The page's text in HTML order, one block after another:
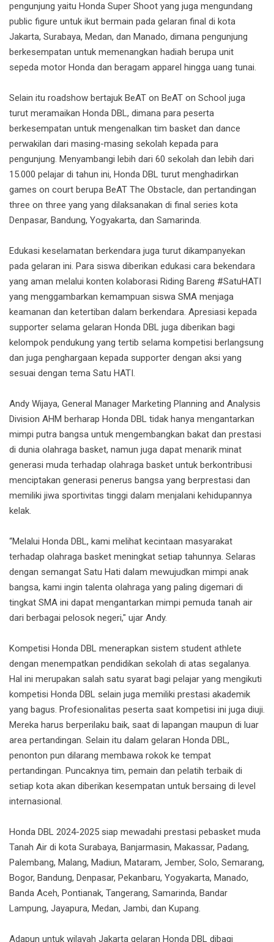
pengunjung yaitu Honda Super Shoot yang juga mengundang
public figure untuk ikut bermain pada gelaran final di kota
Jakarta, Surabaya, Medan, dan Manado, dimana pengunjung
berkesempatan untuk memenangkan hadiah berupa unit
sepeda motor Honda dan beragam apparel hingga uang tunai.
Selain itu roadshow bertajuk BeAT on BeAT on School juga
turut meramaikan Honda DBL, dimana para peserta
berkesempatan untuk mengenalkan tim basket dan dance
perwakilan dari masing-masing sekolah kepada para
pengunjung. Menyambangi lebih dari 60 sekolah dan lebih dari
15.000 pelajar di tahun ini, Honda DBL turut menghadirkan
games on court berupa BeAT The Obstacle, dan pertandingan
three on three yang yang dilaksanakan di final series kota
Denpasar, Bandung, Yogyakarta, dan Samarinda.
Edukasi keselamatan berkendara juga turut dikampanyekan
pada gelaran ini. Para siswa diberikan edukasi cara bekendara
yang aman melalui konten kolaborasi Riding Bareng #SatuHATI
yang menggambarkan kemampuan siswa SMA menjaga
keamanan dan ketertiban dalam berkendara. Apresiasi kepada
supporter selama gelaran Honda DBL juga diberikan bagi
kelompok pendukung yang tertib selama kompetisi berlangsung
dan juga penghargaan kepada supporter dengan aksi yang
sesuai dengan tema Satu HATI.
Andy Wijaya, General Manager Marketing Planning and Analysis
Division AHM berharap Honda DBL tidak hanya mengantarkan
mimpi putra bangsa untuk mengembangkan bakat dan prestasi
di dunia olahraga basket, namun juga dapat menarik minat
generasi muda terhadap olahraga basket untuk berkontribusi
menciptakan generasi penerus bangsa yang berprestasi dan
memiliki jiwa sportivitas tinggi dalam menjalani kehidupannya
kelak.
“Melalui Honda DBL, kami melihat kecintaan masyarakat
terhadap olahraga basket meningkat setiap tahunnya. Selaras
dengan semangat Satu Hati dalam mewujudkan mimpi anak
bangsa, kami ingin talenta olahraga yang paling digemari di
tingkat SMA ini dapat mengantarkan mimpi pemuda tanah air
dari berbagai pelosok negeri," ujar Andy.
Kompetisi Honda DBL menerapkan sistem student athlete
dengan menempatkan pendidikan sekolah di atas segalanya.
Hal ini merupakan salah satu syarat bagi pelajar yang mengikuti
kompetisi Honda DBL selain juga memiliki prestasi akademik
yang bagus. Profesionalitas peserta saat kompetisi ini juga diuji.
Mereka harus berperilaku baik, saat di lapangan maupun di luar
area pertandingan. Selain itu dalam gelaran Honda DBL,
penonton pun dilarang membawa rokok ke tempat
pertandingan. Puncaknya tim, pemain dan pelatih terbaik di
setiap kota akan diberikan kesempatan untuk bersaing di level
internasional.
Honda DBL 2024-2025 siap mewadahi prestasi pebasket muda
Tanah Air di kota Surabaya, Banjarmasin, Makassar, Padang,
Palembang, Malang, Madiun, Mataram, Jember, Solo, Semarang,
Bogor, Bandung, Denpasar, Pekanbaru, Yogyakarta, Manado,
Banda Aceh, Pontianak, Tangerang, Samarinda, Bandar
Lampung, Jayapura, Medan, Jambi, dan Kupang.
Adapun untuk wilayah Jakarta gelaran Honda DBL dibagi